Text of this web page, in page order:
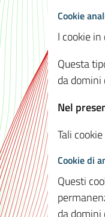
Cookie
I cookie
Questa
da domini
Nel
Tali
Cookie di
Questi
da